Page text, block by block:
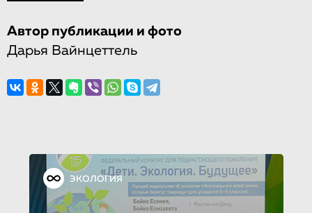
Автор публикации и фото
Дарья Вайнцеттель
ЭКОЛОГИЯ